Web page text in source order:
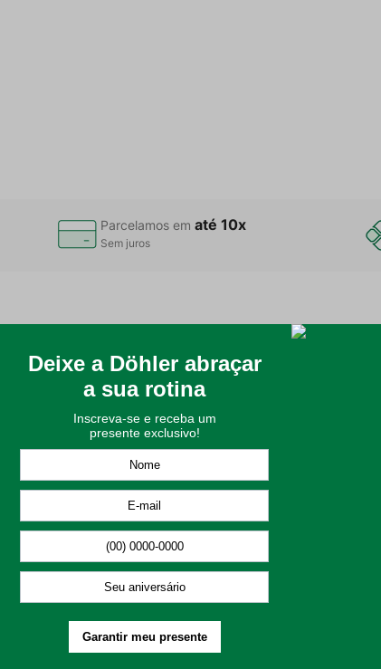
Parcelamos ematé 10x
Sem juros
para o Banho do Seu Bebê
para oferecer conforto, proteção e aconchego ao seu bebê.
na barra e uma coroa maior em jacquard no corpo da
manuais como bordados, ponto cruz e aplicações
combina excelente absorção, durabilidade e um
garantindo maciez e conforto;
sensível do bebê;